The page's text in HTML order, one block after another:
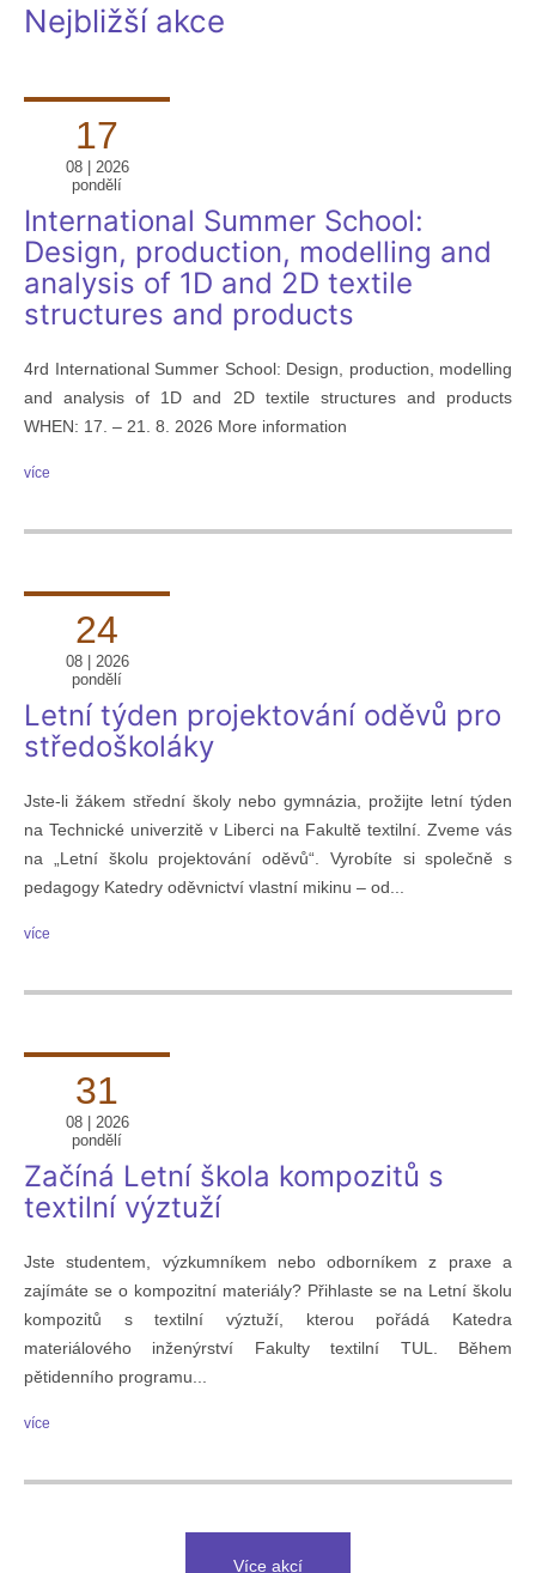
Nejbližší akce
17
08 | 2026
pondělí
International Summer School:
Design, production, modelling and
analysis of 1D and 2D textile
structures and products
4rd International Summer School: Design, production, modelling
and analysis of 1D and 2D textile structures and products
WHEN: 17. – 21. 8. 2026 More information
více
24
08 | 2026
pondělí
Letní týden projektování oděvů pro
středoškoláky
Jste-li žákem střední školy nebo gymnázia, prožijte letní týden
na Technické univerzitě v Liberci na Fakultě textilní. Zveme vás
na „Letní školu projektování oděvů“. Vyrobíte si společně s
pedagogy Katedry oděvnictví vlastní mikinu – od...
více
31
08 | 2026
pondělí
Začíná Letní škola kompozitů s
textilní výztuží
Jste studentem, výzkumníkem nebo odborníkem z praxe a
zajímáte se o kompozitní materiály? Přihlaste se na Letní školu
kompozitů s textilní výztuží, kterou pořádá Katedra
materiálového inženýrství Fakulty textilní TUL. Během
pětidenního programu...
více
Více akcí